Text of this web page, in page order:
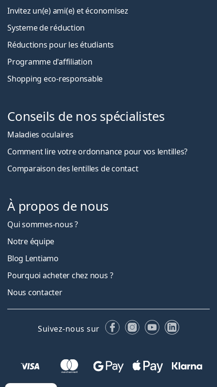
Invitez un(e) ami(e) et économisez
Systeme de réduction
Réductions pour les étudiants
Programme d'affiliation
Shopping eco-responsable
Conseils de nos spécialistes
Maladies oculaires
Comment lire votre ordonnance pour vos lentilles?
Comparaison des lentilles de contact
À propos de nous
Qui sommes-nous ?
Notre équipe
Blog Lentiamo
Pourquoi acheter chez nous ?
Nous contacter
Suivez-nous sur FacebookInstagram
YouTubeLinkedIn